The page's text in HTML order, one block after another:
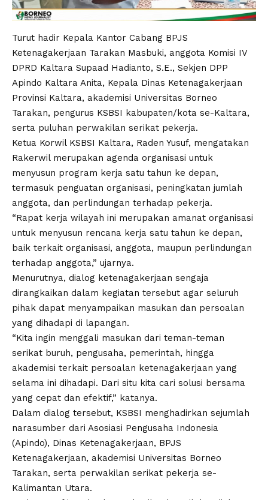
Turut hadir Kepala Kantor Cabang BPJS
Ketenagakerjaan Tarakan Masbuki, anggota Komisi IV
DPRD Kaltara Supaad Hadianto, S.E., Sekjen DPP
Apindo Kaltara Anita, Kepala Dinas Ketenagakerjaan
Provinsi Kaltara, akademisi Universitas Borneo
Tarakan, pengurus KSBSI kabupaten/kota se-Kaltara,
serta puluhan perwakilan serikat pekerja.
Ketua Korwil KSBSI Kaltara, Raden Yusuf, mengatakan
Rakerwil merupakan agenda organisasi untuk
menyusun program kerja satu tahun ke depan,
termasuk penguatan organisasi, peningkatan jumlah
anggota, dan perlindungan terhadap pekerja.
“Rapat kerja wilayah ini merupakan amanat organisasi
untuk menyusun rencana kerja satu tahun ke depan,
baik terkait organisasi, anggota, maupun perlindungan
terhadap anggota,” ujarnya.
Menurutnya, dialog ketenagakerjaan sengaja
dirangkaikan dalam kegiatan tersebut agar seluruh
pihak dapat menyampaikan masukan dan persoalan
yang dihadapi di lapangan.
“Kita ingin menggali masukan dari teman-teman
serikat buruh, pengusaha, pemerintah, hingga
akademisi terkait persoalan ketenagakerjaan yang
selama ini dihadapi. Dari situ kita cari solusi bersama
yang cepat dan efektif,” katanya.
Dalam dialog tersebut, KSBSI menghadirkan sejumlah
narasumber dari Asosiasi Pengusaha Indonesia
(Apindo), Dinas Ketenagakerjaan, BPJS
Ketenagakerjaan, akademisi Universitas Borneo
Tarakan, serta perwakilan serikat pekerja se-
Kalimantan Utara.